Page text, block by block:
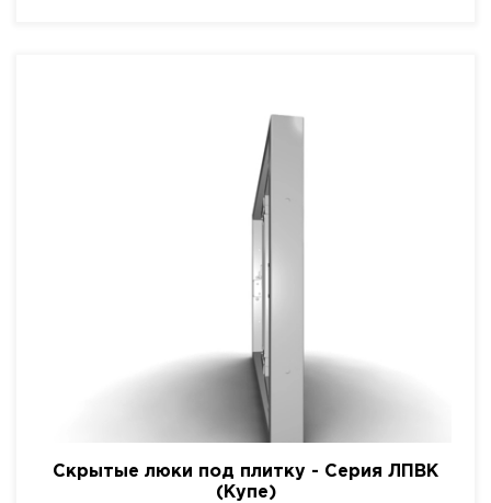
Скрытые люки под плитку - Серия ЛПВК
(Купе)